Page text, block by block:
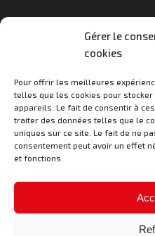
Gérer le
cookies
Pour offrir les meilleures
telles que les cookies pour
appareils. Le fait de consentir à
traiter des données telles que le
uniques sur ce site. Le fait de ne
consentement peut avoir un effet
et fonctions.
Lundi : 9h à 11h30
Mardi : 15h à 18h
Jeudi : 15h à 18h30
Vendredi : 9h à 11h30
mairie@bernwiller.fr